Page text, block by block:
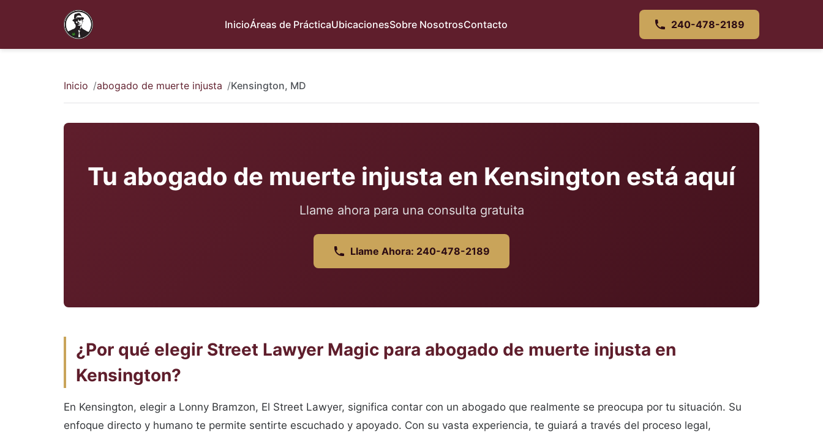
InicioÁreas de PrácticaUbicacionesSobre NosotrosContacto 240-478-2189
Inicio abogado de muerte injusta Kensington, MD
Tu abogado de muerte injusta en Kensington está aquí
Llame ahora para una consulta gratuita
Llame Ahora: 240-478-2189
¿Por qué elegir Street Lawyer Magic para abogado de muerte injusta en
Kensington?
En Kensington, elegir a Lonny Bramzon, El Street Lawyer, significa contar con un abogado que realmente se preocupa por tu situación. Su
enfoque directo y humano te permite sentirte escuchado y apoyado. Con su vasta experiencia, te guiará a través del proceso legal,